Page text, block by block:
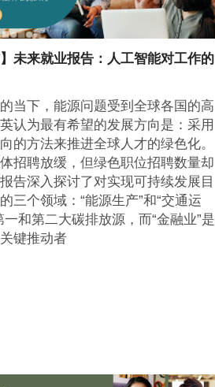
】未来就业报告：人工智能对工作的
当下，能源问题受到全球各国的高
认为最有希望的发展方向是：采用
的方法来推进全球人才的绿色化。
招聘放缓，但绿色职位招聘数量却
告深入探讨了对实现可持续发展目
三个领域：“能源生产”和“交通运
一和第二大碳排放源，而“金融业”是
键推动者